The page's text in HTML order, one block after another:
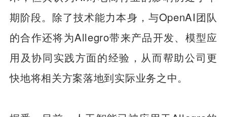
期阶段。除了技术能力本身，与OpenAI团队
的合作还将为Allegro带来产品开发、模型应
用及协同实践方面的经验，从而帮助公司更
快地将相关方案落地到实际业务之中。